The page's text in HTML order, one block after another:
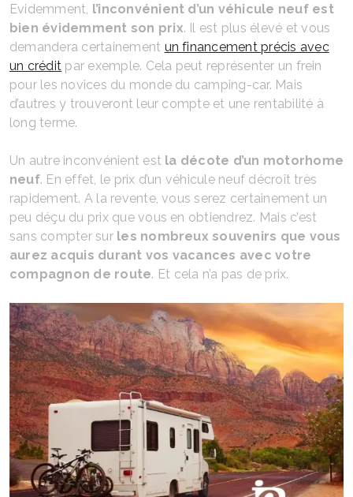
Evidemment, l’inconvénient d’un véhicule neuf est
bien évidemment son prix. Il est plus élevé et vous
demandera certainement un financement précis avec
un crédit par exemple. Cela peut représenter un frein
pour les novices du monde du camping-car. Mais
d’autres y trouveront leur compte et une rentabilité à
long terme.
Un autre inconvénient est la décote d’un motorhome
neuf. En effet, le prix d’un véhicule neuf décroît très
rapidement. A la revente, vous serez certainement un
peu déçu du prix que vous en obtiendrez. Mais c’est
sans compter surles nombreux souvenirs que vous
aurez acquis durant vos vacances avec votre
compagnon de route. Et cela n’a pas de prix.